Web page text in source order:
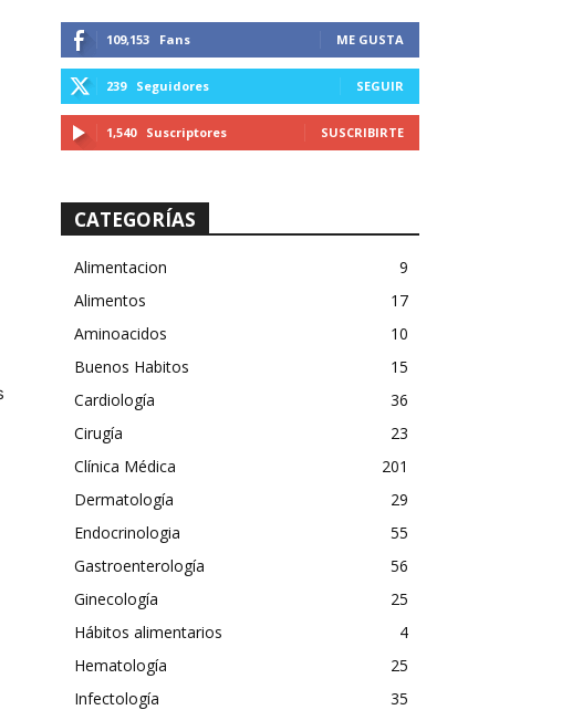
109,153 Fans ME GUSTA
239 Seguidores SEGUIR
1,540 Suscriptores SUSCRIBIRTE
CATEGORÍAS
Alimentacion
9
Alimentos
17
Aminoacidos
10
Buenos Habitos
15
Cardiología
36
Cirugía
23
Clínica Médica
201
Dermatología
29
Endocrinologia
55
Gastroenterología
56
Ginecología
25
Hábitos alimentarios
4
Hematología
25
Infectología
35